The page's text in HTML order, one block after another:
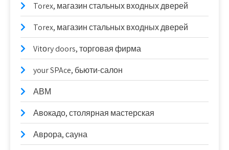
Torex, магазин стальных входных дверей
Torex, магазин стальных входных дверей
Vitоry doors, торговая фирма
your SPAce, бьюти-салон
АВМ
Авокадо, столярная мастерская
Аврора, сауна